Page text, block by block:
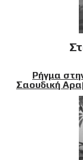
Ρήγμα
Σαουδική